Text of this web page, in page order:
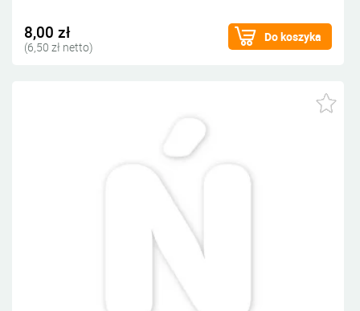
8,00 zł
(6,50 zł netto)
Do koszyka